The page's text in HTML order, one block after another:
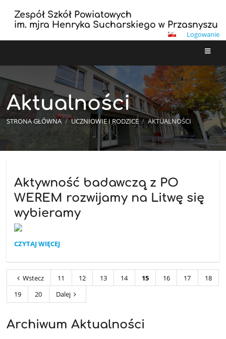
Zespół Szkół Powiatowych
im. mjra Henryka Sucharskiego w Przasnyszu
Logowanie
Aktualności
STRONA GŁÓWNA / UCZNIOWIE I RODZICE / AKTUALNOŚCI
Aktywność badawczą z PO
WEREM rozwijamy na Litwę się
wybieramy
AKTYWNOŚĆ
Z
PO
WEREM
ROZWIJAMY
NA
WYBIERAMY:
CZYTAJ WIĘCEJ
Wstecz 11 12 13 14 15 16 17
18
19
20 Dalej
Archiwum Aktualności